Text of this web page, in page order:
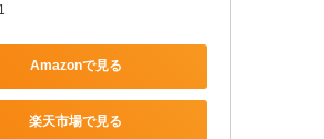
Amazonで見る
楽天市場で見る